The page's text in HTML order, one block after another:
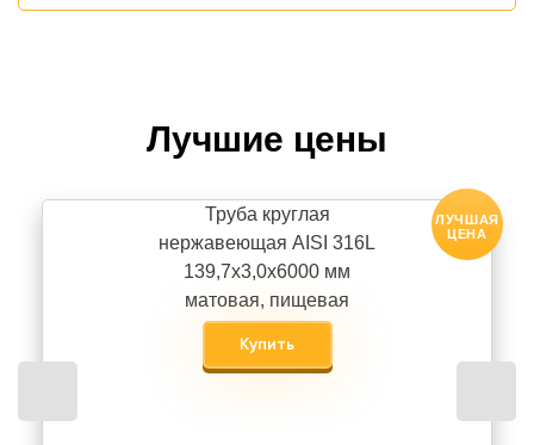
Лучшие цены
Труба круглая
нержавеющая AISI 316L
139,7х3,0х6000 мм
матовая, пищевая
Купить
ЛУЧШАЯ
ЦЕНА